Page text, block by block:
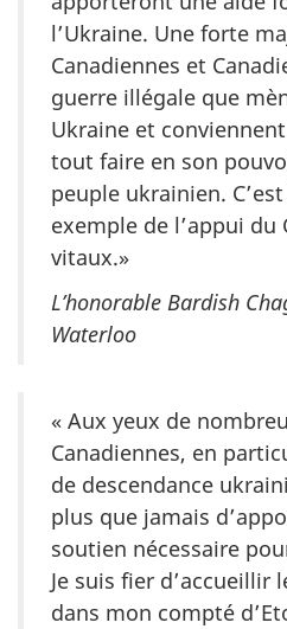
l’Ukraine. Une forte
Canadiennes et
guerre illégale que
Ukraine et
tout faire en son
peuple ukrainien.
exemple de l’appui du
vitaux.»
L’honorable Bardish
Waterloo
« Aux yeux de
Canadiennes, en
de descendance
plus que jamais
soutien nécessaire
Je suis fier d’accueillir
dans mon compté